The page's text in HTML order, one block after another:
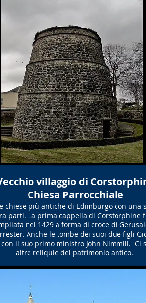
villaggio di
Chiesa Parrocchiale
chiese più antiche di Edimburgo con
parti. La prima cappella di Corstorphine
nel 1429 a forma di croce di
Anche le tombe dei suoi due figli
il suo primo ministro John Nimmill. Ci
altre reliquie del patrimonio antico.